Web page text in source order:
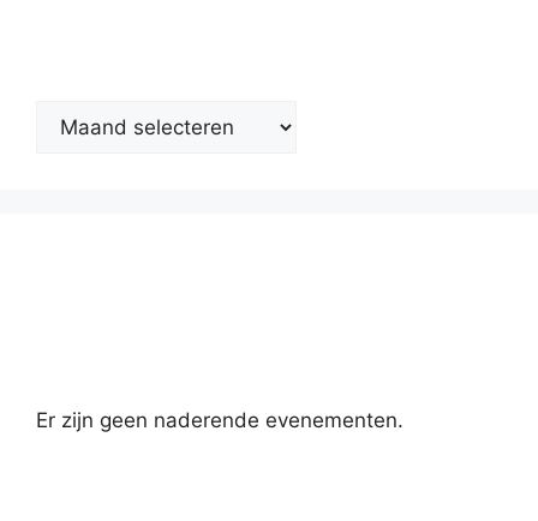
Er zijn geen naderende evenementen.